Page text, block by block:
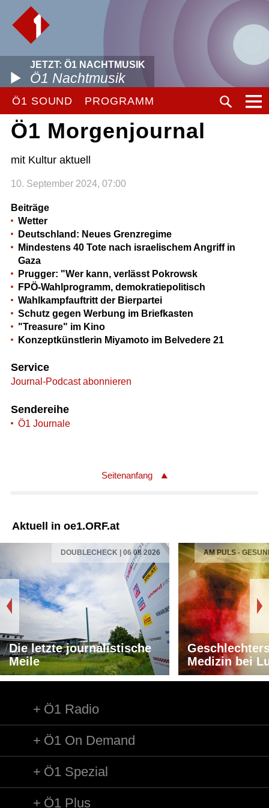
JETZT: Ö1 NACHTMUSIK
Ö1 Nachtmusik
Ö1 SOUND PROGRAMM
Ö1 Morgenjournal
mit Kultur aktuell
10. September 2024, 07:00
Beiträge
Wetter
Deutschland: Neues Grenzregime
Mindestens 40 Tote nach israelischem Angriff in
Gaza
Prugger: "Wer kann, verlässt Pokrowsk
FPÖ-Wahlprogramm, demokratiepolitisch
Wahlkampfauftritt der Bierpartei
Schutz gegen Werbung im Briefkasten
"Treasure" im Kino
Konzeptkünstlerin Miyamoto im Belvedere 21
Service
Journal-Podcast abonnieren
Sendereihe
Ö1 Journale
Seitenanfang
Aktuell in oe1.ORF.at
DOUBLECHECK | 06 08 2026
Die letzte journalistische
Meile
AM PULS -
Medizin bei
Ö1 Radio
Ö1 On Demand
Ö1 Spezial
Ö1 Plus